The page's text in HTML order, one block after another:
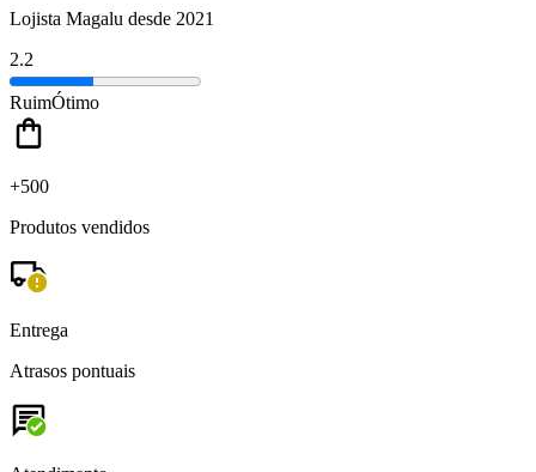
Lojista Magalu desde 2021
2.2
RuimÓtimo
+500
Produtos vendidos
Entrega
Atrasos pontuais